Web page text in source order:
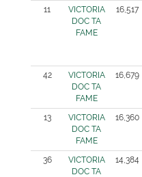
11
VICTORIA
DOC TA
FAME
16,517
42
VICTORIA
DOC TA
FAME
16,679
13
VICTORIA
DOC TA
FAME
16,360
36
VICTORIA
DOC TA
14,384